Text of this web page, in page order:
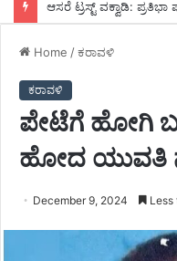
Home /ಕರಾವಳಿ
ಕರಾವಳಿ
ಪೇಟೆಗೆ ಹೋಗಿ
ಹೋದ ಯುವತಿ
December 9, 2024 Less